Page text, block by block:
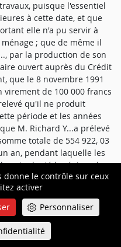
donne le contrôle sur ceux
activer
Personnaliser
puisque l'essentiel
à cette date, et que
elle n'a pu servir à
; que de même il
par la production de son
ouvert auprès du Crédit
que le 8 novembre 1991
virement de 100 000 francs
qu'il ne produit
période et les années
M. Richard Y...a prélevé
totale de 554 922, 03
an, pendant laquelle les
ont adopté le régime de
pris effet qu'au juin
que les sommes
les travaux de la villa,
ces faits sont
tant en son élément
; qu'en conséquence,